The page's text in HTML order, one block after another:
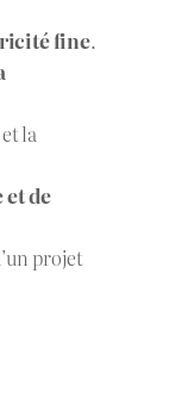
fine.
et la
de
projet